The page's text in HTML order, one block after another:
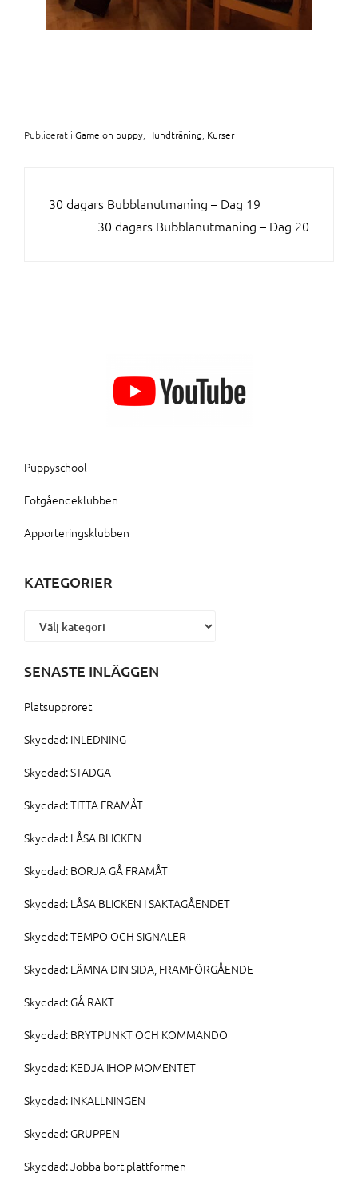
Publicerat i Game on puppy Hundträning Kurser
INLÄGGSNAVIGERING
30 dagars Bubblanutmaning – Dag 19
30 dagars Bubblanutmaning – Dag 20
Puppyschool
Fotgåendeklubben
Apporteringsklubben
KATEGORIER
Kategorier
SENASTE INLÄGGEN
Platsupproret
Skyddad: INLEDNING
Skyddad: STADGA
Skyddad: TITTA FRAMÅT
Skyddad: LÅSA BLICKEN
Skyddad: BÖRJA GÅ FRAMÅT
Skyddad: LÅSA BLICKEN I SAKTAGÅENDET
Skyddad: TEMPO OCH SIGNALER
Skyddad: LÄMNA DIN SIDA, FRAMFÖRGÅENDE
Skyddad: GÅ RAKT
Skyddad: BRYTPUNKT OCH KOMMANDO
Skyddad: KEDJA IHOP MOMENTET
Skyddad: INKALLNINGEN
Skyddad: GRUPPEN
Skyddad: Jobba bort plattformen